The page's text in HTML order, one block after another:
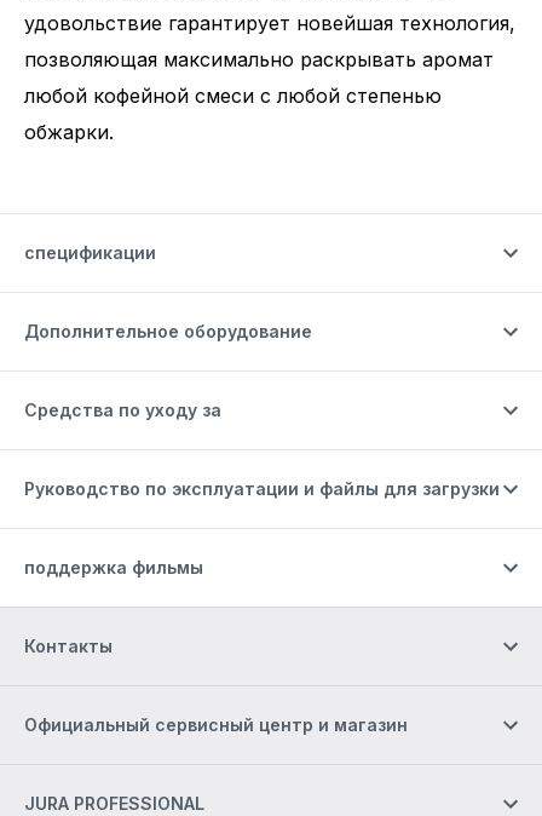
удовольствие гарантирует новейшая технология,
позволяющая максимально раскрывать аромат
любой кофейной смеси с любой степенью
обжарки.
спецификации
Дополнительное оборудование
Средства по уходу за
Руководство по эксплуатации и файлы для загрузки
поддержка фильмы
Контакты
Официальный сервисный центр и магазин
JURA PROFESSIONAL